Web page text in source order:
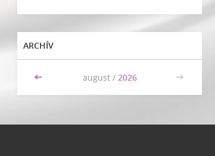
ARCHÍV
<< august / 2026 >>